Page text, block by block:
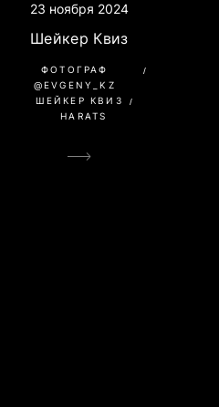
23 ноября 2024
Шейкер Квиз
ФОТОГРАФ
@EVGENY_KZ
ШЕЙКЕР КВИЗ
HARATS